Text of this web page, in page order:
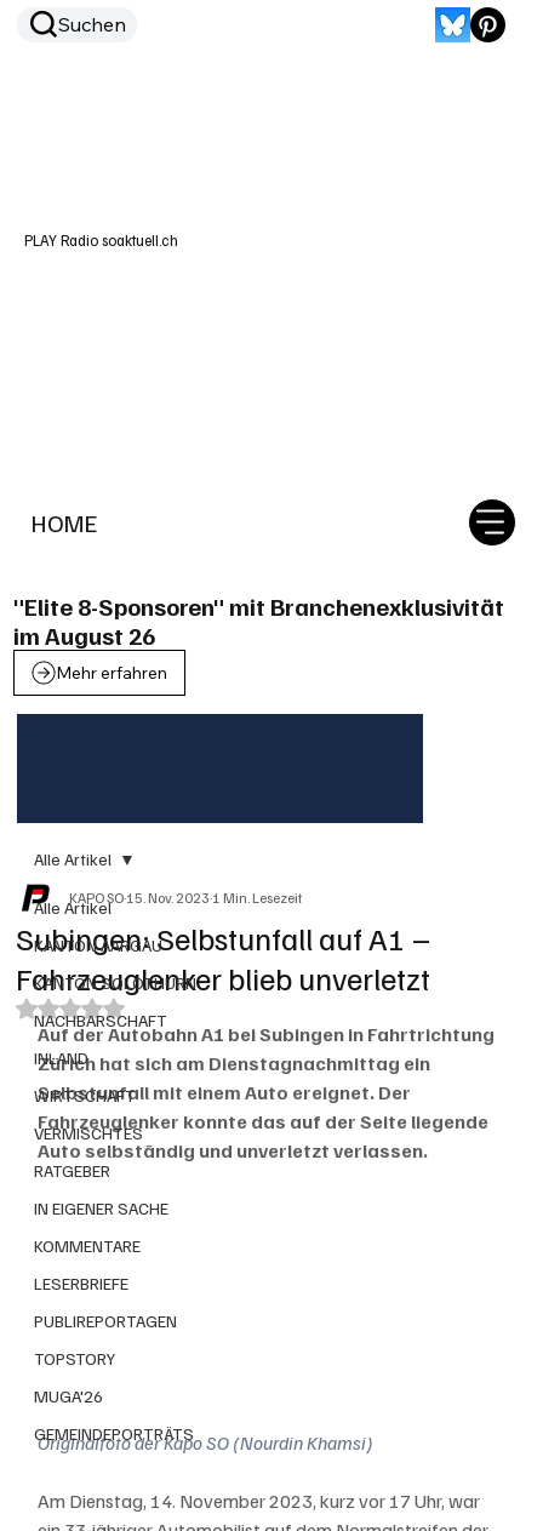
HOME
Suchen
PLAY Radio soaktuell.ch
"Elite 8-Sponsoren" mit Branchenexklusivität
im August 26
Mehr erfahren
Alle Artikel
KANTON AARGAU
KANTON SOLOTHURN
NACHBARSCHAFT
INLAND
WIRTSCHAFT
VERMISCHTES
RATGEBER
IN EIGENER SACHE
KOMMENTARE
LESERBRIEFE
PUBLIREPORTAGEN
TOPSTORY
MUGA'26
GEMEINDEPORTRÄTS
Alle Artikel
Subingen: Selbstunfall auf A1 –
Fahrzeuglenker blieb unverletzt
KAPO SO15. Nov. 20231 Min. Lesezeit
Mit NaN von 5 Sternen bewertet.
Auf der Autobahn A1 bei Subingen in Fahrtrichtung
Zürich hat sich am Dienstagnachmittag ein
Selbstunfall mit einem Auto ereignet. Der
Fahrzeuglenker konnte das auf der Seite liegende
Auto selbständig und unverletzt verlassen.
Originalfoto der Kapo SO (Nourdin Khamsi)
Am Dienstag, 14. November 2023, kurz vor 17 Uhr, war